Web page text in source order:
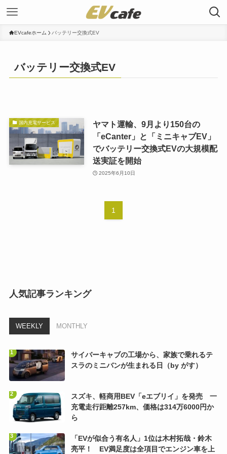
EVcafeホーム バッテリー交換式EV
バッテリー交換式EV
国内充電サービス
ヤマト運輸、9月より150台の
「eCanter」と「ミニキャブEV」
でバッテリー交換式EVの大規模配
送実証を開始
2025年6月10日
1
人気記事ランキング
WEEKLY MONTHLY
サイバーキャブの工場から、家族で乗れるテ
スラのミニバンが生まれる日（by がす）
スズキ、軽商用BEV「eエブリイ」を発売 一
充電走行距離257km、価格は314万6000円か
ら
「EVが似合う有名人」1位は木村拓哉・鈴木
亮平！ EV満足度は全項目でエンジン車を上